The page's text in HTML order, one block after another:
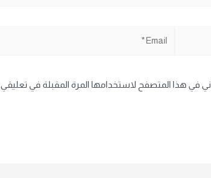
في هذا المتصفح لاستخدامها المرة المقبلة في تعليقي.